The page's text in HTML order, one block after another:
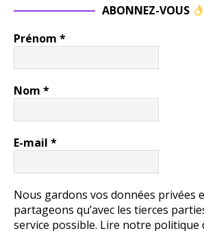
ABONNEZ-VOUS
Prénom *
Nom *
E-mail *
Nous gardons vos données privées
partageons qu’avec les tierces
service possible. Lire notre politique